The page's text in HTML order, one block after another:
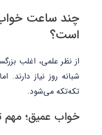
چند ساعت
است؟
شبانه‌ روز نیاز دارند.
تکه‌تکه می‌شود.
خواب عمیق؛ مهم